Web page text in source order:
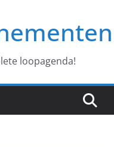
loopagenda!